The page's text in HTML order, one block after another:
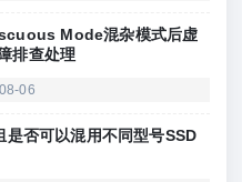
Mode混杂模式后虚
排查处理
06
是否可以混用不同型号SSD